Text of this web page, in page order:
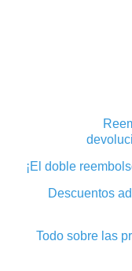
¡El doble
Descuentos
Todo sobre las